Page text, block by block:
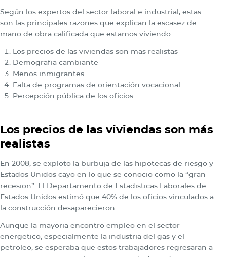
Según los expertos del sector laboral e industrial, estas
son las principales razones que explican la escasez de
mano de obra calificada que estamos viviendo:
Los precios de las viviendas son más realistas
Demografía cambiante
Menos inmigrantes
Falta de programas de orientación vocacional
Percepción pública de los oficios
Los precios de las viviendas son más
realistas
En 2008, se explotó la burbuja de las hipotecas de riesgo y
Estados Unidos cayó en lo que se conoció como la “gran
recesión”. El Departamento de Estadísticas Laborales de
Estados Unidos estimó que 40% de los oficios vinculados a
la construcción desaparecieron.
Aunque la mayoría encontró empleo en el sector
energético, especialmente la industria del gas y el
petróleo, se esperaba que estos trabajadores regresaran a